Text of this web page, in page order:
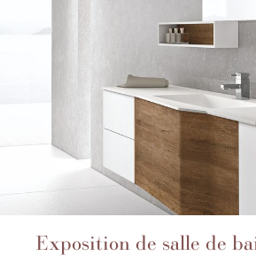
Exposition de salle de